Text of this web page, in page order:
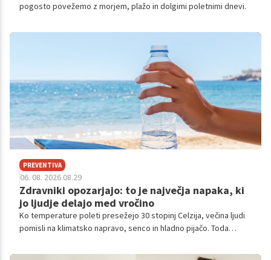
pogosto povežemo z morjem, plažo in dolgimi poletnimi dnevi.
PREVENTIVA
06. 08. 2026 08.29
Zdravniki opozarjajo: to je največja napaka, ki
jo ljudje delajo med vročino
Ko temperature poleti presežejo 30 stopinj Celzija, večina ljudi
pomisli na klimatsko napravo, senco in hladno pijačo. Toda
naredijo napako, ki lahko telo močno obremeni: čakajo, da